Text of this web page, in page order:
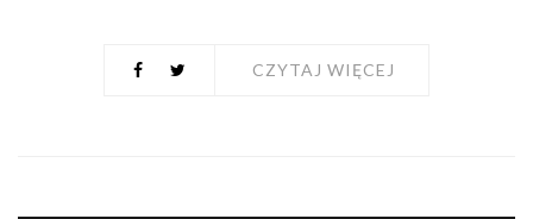
CZYTAJ WIĘCEJ